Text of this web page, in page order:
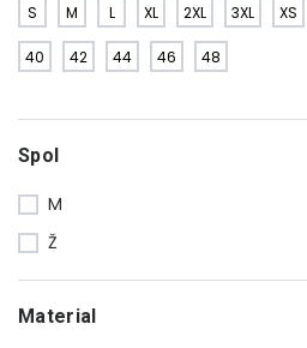
S M L XL 2XL 3XL XS
40 42 44 46 48
Spol
M
Ž
Material